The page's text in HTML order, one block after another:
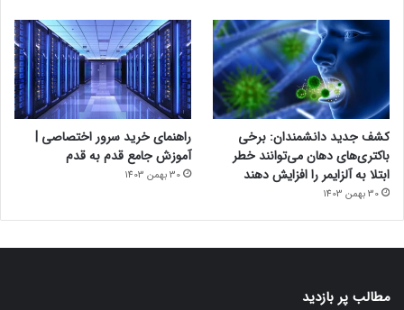
کشف جدید دانشمندان: برخی
باکتری‌های دهان می‌توانند خطر
ابتلا به آلزایمر را افزایش دهند
30 بهمن 1403
راهنمای خرید سرور اختصاصی |
آموزش جامع قدم به قدم
30 بهمن 1403
مطالب پر بازدید